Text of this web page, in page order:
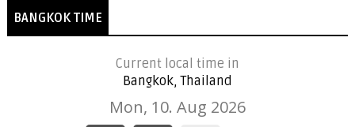
BANGKOK TIME
Current local time in
Bangkok, Thailand